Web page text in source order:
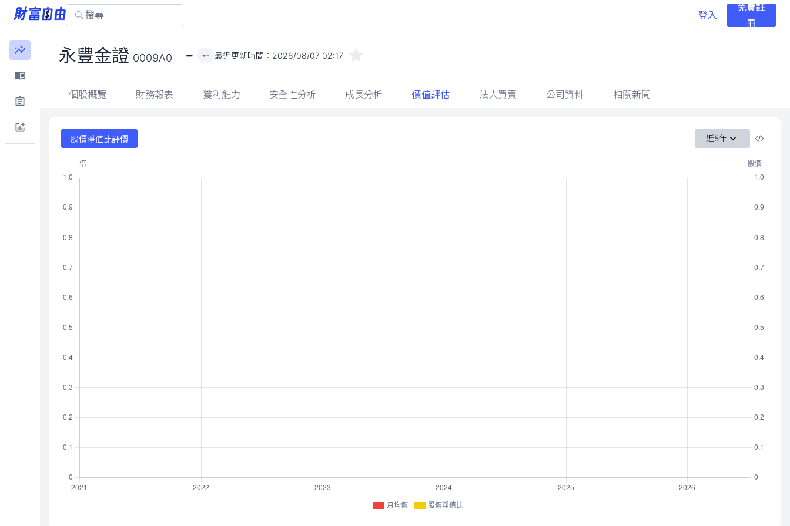
登入
免費註
冊
永豐金證 0009A0 - - 最近更新時間： 2026/08/07 02:17
個股概覽 財務報表 獲利能力 安全性分析 成長分析 價值評估 法人買賣 公司資料 相關新聞
股價淨值比評價 近5年
月均價 股價淨值比